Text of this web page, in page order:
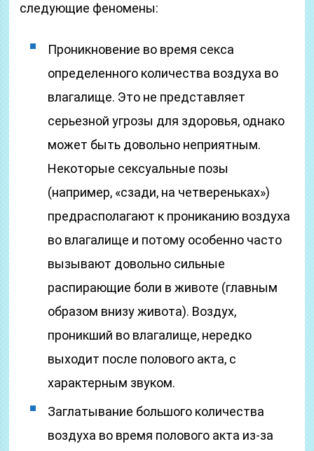
следующие феномены:
Проникновение во время секса
определенного количества воздуха во
влагалище. Это не представляет
серьезной угрозы для здоровья, однако
может быть довольно неприятным.
Некоторые сексуальные позы
(например, «сзади, на четвереньках»)
предрасполагают к прониканию воздуха
во влагалище и потому особенно часто
вызывают довольно сильные
распирающие боли в животе (главным
образом внизу живота). Воздух,
проникший во влагалище, нередко
выходит после полового акта, с
характерным звуком.
Заглатывание большого количества
воздуха во время полового акта из-за